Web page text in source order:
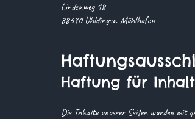
Lindenweg 18
88690 Uhldingen-Mühlhofen
Haftung für Inhalte
Die Inhalte unserer Seiten wurden mit